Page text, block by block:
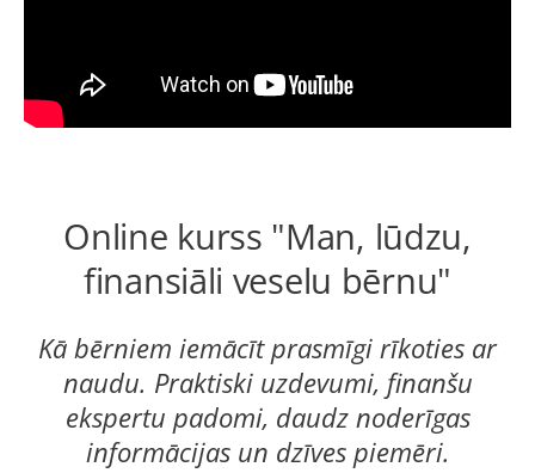
Online kurss "Man, lūdzu,
finansiāli veselu bērnu"
Kā bērniem iemācīt prasmīgi rīkoties ar
naudu. Praktiski uzdevumi, finanšu
ekspertu padomi, daudz noderīgas
informācijas un dzīves piemēri.